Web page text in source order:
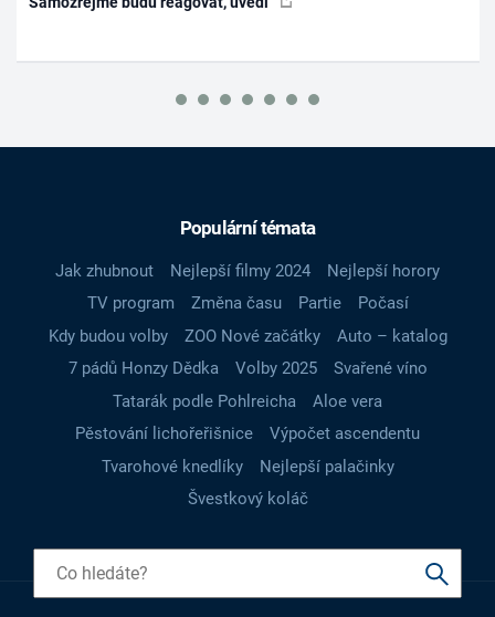
Populární témata
Jak zhubnout Nejlepší filmy 2024
Nejlepší horory
TV program
Změna času Partie
Počasí
Kdy budou volby
ZOO Nové začátky
Auto – katalog
7 pádů Honzy Dědka
Volby 2025
Svařené víno
Tatarák podle Pohlreicha
Aloe vera
Pěstování lichořeřišnice
Výpočet ascendentu
Tvarohové knedlíky
Nejlepší palačinky
Švestkový koláč